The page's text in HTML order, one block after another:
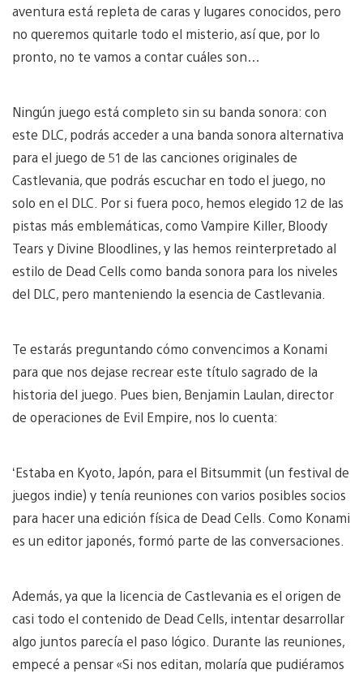
aventura está repleta de caras y lugares conocidos, pero
no queremos quitarle todo el misterio, así que, por lo
pronto, no te vamos a contar cuáles son…
Ningún juego está completo sin su banda sonora: con
este DLC, podrás acceder a una banda sonora alternativa
para el juego de 51 de las canciones originales de
Castlevania, que podrás escuchar en todo el juego, no
solo en el DLC. Por si fuera poco, hemos elegido 12 de las
pistas más emblemáticas, como Vampire Killer, Bloody
Tears y Divine Bloodlines, y las hemos reinterpretado al
estilo de Dead Cells como banda sonora para los niveles
del DLC, pero manteniendo la esencia de Castlevania.
Te estarás preguntando cómo convencimos a Konami
para que nos dejase recrear este título sagrado de la
historia del juego. Pues bien, Benjamin Laulan, director
de operaciones de Evil Empire, nos lo cuenta:
‘Estaba en Kyoto, Japón, para el Bitsummit (un festival de
juegos indie) y tenía reuniones con varios posibles socios
para hacer una edición física de Dead Cells. Como Konami
es un editor japonés, formó parte de las conversaciones.
Además, ya que la licencia de Castlevania es el origen de
casi todo el contenido de Dead Cells, intentar desarrollar
algo juntos parecía el paso lógico. Durante las reuniones,
empecé a pensar «Si nos editan, molaría que pudiéramos